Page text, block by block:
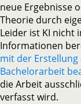
neue Ergebnisse
Theorie durch
Leider ist KI nicht
Informationen
mit der
Bachelorarbeit
die Arbeit
verfasst wird.